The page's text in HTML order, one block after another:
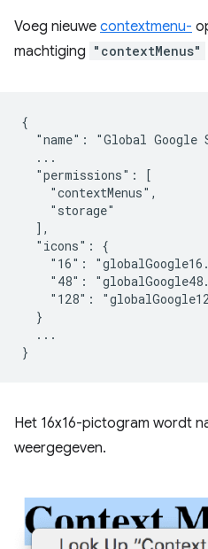
Voeg nieuwe contextmenu-
machtiging "contextMenus"
{
"name": "Global Google
  ...
  "permissions": [
    "contextMenus",
    "storage"
  ],
  "icons": {
"16":
"48":
"128":
  }
  ...
Het 16x16-pictogram wordt
weergegeven.